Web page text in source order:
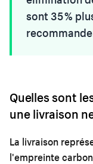
sont 35 %
Quelles sont
une livraison
La livraison
l'empreinte